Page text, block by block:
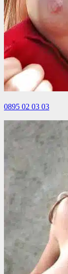
0895 02 03 03